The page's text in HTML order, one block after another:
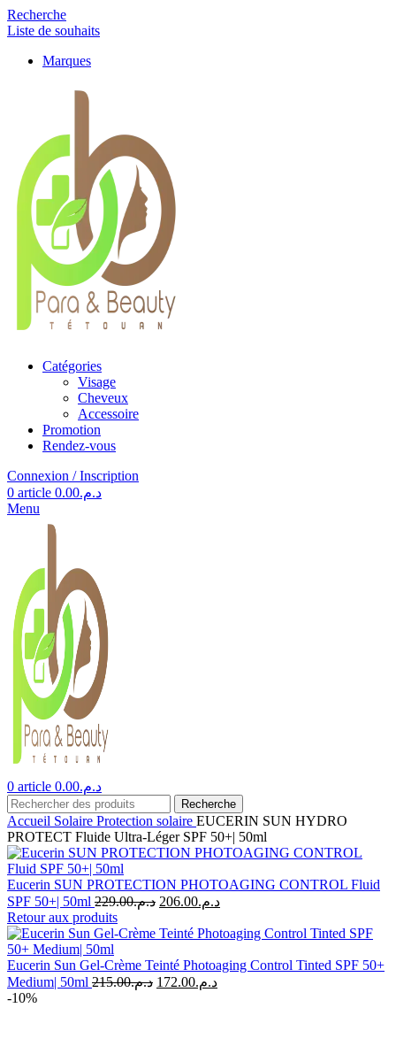
Recherche
Liste de souhaits
Marques
Catégories
Visage
Cheveux
Accessoire
Promotion
Rendez-vous
Connexion / Inscription
0 article د.م.0.00
Menu
0 article د.م.0.00
Recherche
Accueil Solaire Protection solaire EUCERIN SUN HYDRO
PROTECT Fluide Ultra-Léger SPF 50+| 50ml
Eucerin SUN PROTECTION PHOTOAGING CONTROL Fluid
SPF 50+| 50ml
د.م.229.00
Le
initial
د.م.229.00.
د.م.206.00
Le
actuel
د.م.206.00.
Retour aux produits
Eucerin Sun Gel-Crème Teinté Photoaging Control Tinted SPF 50+
Medium| 50ml
د.م.215.00
Le
د.م.172.00
Le
-10%